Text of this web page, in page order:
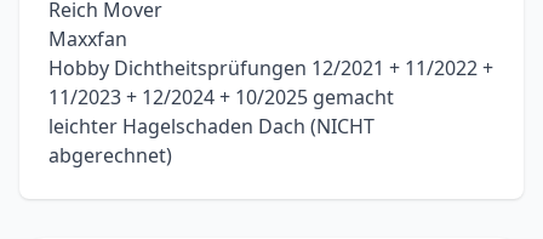
Reich Mover
Maxxfan
Hobby Dichtheitsprüfungen 12/2021 + 11/2022 +
11/2023 + 12/2024 + 10/2025 gemacht
leichter Hagelschaden Dach (NICHT
abgerechnet)